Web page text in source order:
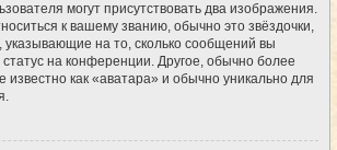
могут присутствовать два изображения.
к вашему званию, обычно это звёздочки,
указывающие на то, сколько сообщений вы
на конференции. Другое, обычно более
известно как «аватара» и обычно уникально для